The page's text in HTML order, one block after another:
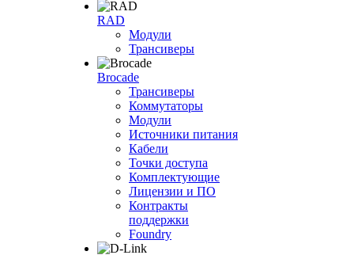
RAD
Модули
Трансиверы
Brocade
Трансиверы
Коммутаторы
Модули
Источники питания
Кабели
Точки доступа
Комплектующие
Лицензии и ПО
Контракты
поддержки
Foundry